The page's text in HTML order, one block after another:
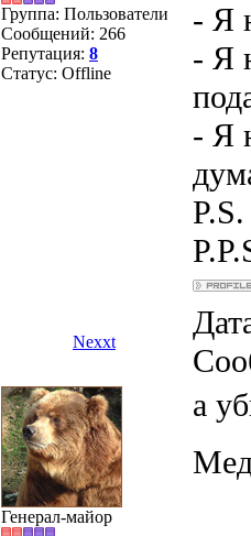
Группа: Пользователи
Сообщений: 266
Репутация: 8
Статус: Offline
- Я
- Я
- Я
Nexxt
Генерал-майор
а